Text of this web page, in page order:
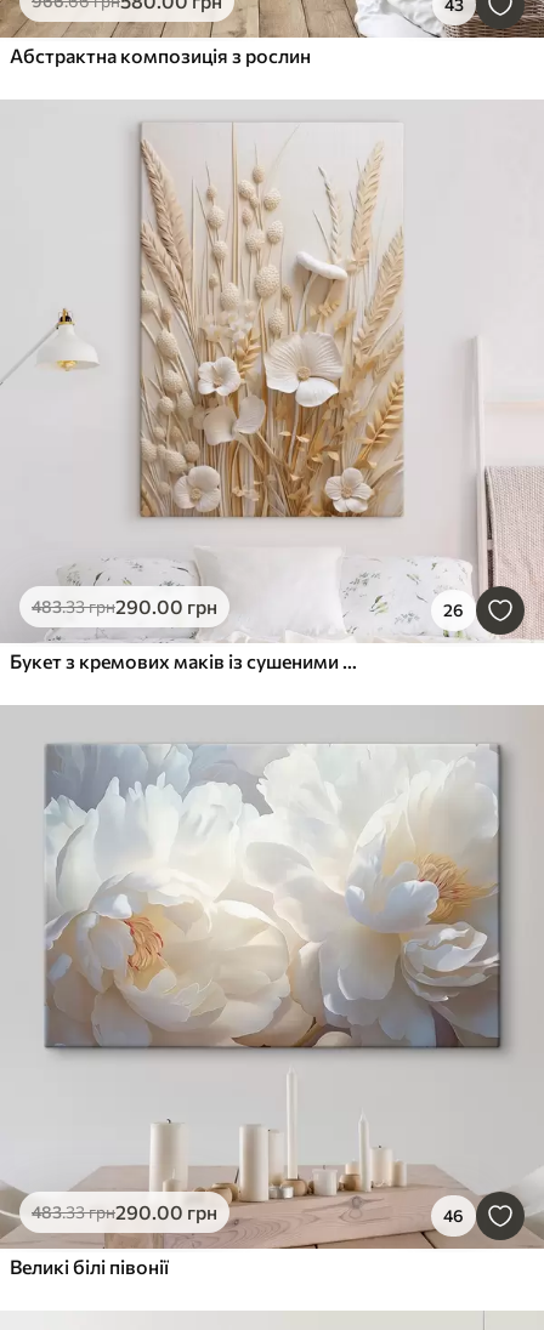
43
Абстрактна композиція з рослин
483.33грн290.00 грн 26
Букет з кремових маків із сушеними стеблами пшениці
483.33грн290.00 грн 46
Великі білі півонії